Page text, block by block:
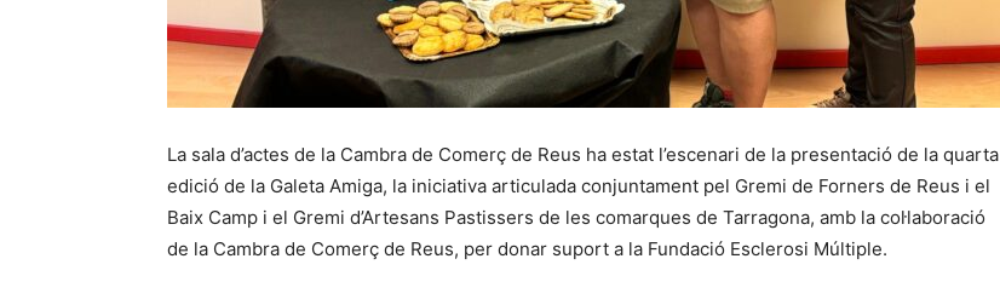
La sala d’actes de la Cambra de Comerç de Reus ha estat l’escenari de la presentació de la quarta
edició de la Galeta Amiga, la iniciativa articulada conjuntament pel Gremi de Forners de Reus i el
Baix Camp i el Gremi d’Artesans Pastissers de les comarques de Tarragona, amb la col·laboració
de la Cambra de Comerç de Reus, per donar suport a la Fundació Esclerosi Múltiple.